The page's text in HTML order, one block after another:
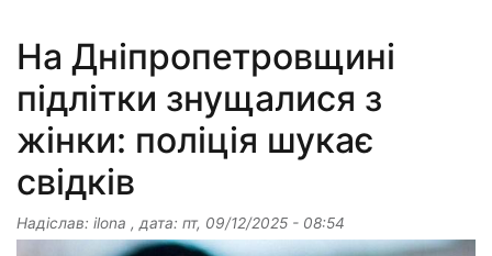
На Дніпропетровщині
підлітки знущалися з
жінки: поліція шукає
свідків
Надіслав: ilona , дата: пт, 09/12/2025 - 08:54